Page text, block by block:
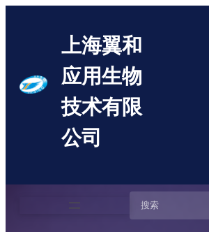
上海翼和
应用生物
技术有限
公司
索